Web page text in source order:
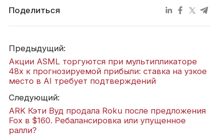
Поделиться
Предыдущий:
Акции ASML торгуются при мультипликаторе
48x к прогнозируемой прибыли: ставка на узкое
место в AI требует подтверждений
Следующий:
ARK Кэти Вуд продала Roku после предложения
Fox в $160. Ребалансировка или упущенное
ралли?